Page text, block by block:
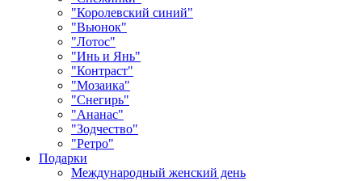
"Королевский синий"
"Вьюнок"
"Лотос"
"Инь и Янь"
"Контраст"
"Мозаика"
"Снегирь"
"Ананас"
"Зодчество"
"Ретро"
Подарки
Международный женский день